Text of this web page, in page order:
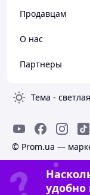
Продавцам
О нас
Партнеры
Тема - светлая
© Prom.ua —
удобно